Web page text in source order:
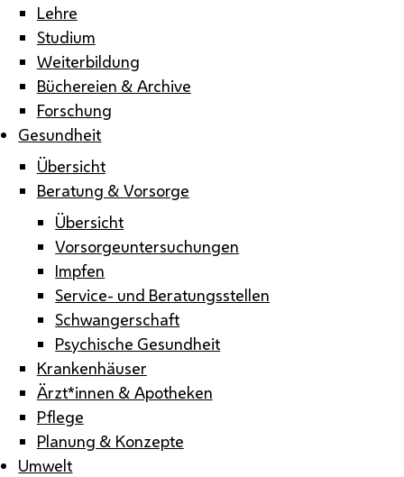
Lehre
Studium
Weiterbildung
Büchereien & Archive
Forschung
Gesundheit
Übersicht
Beratung & Vorsorge
Übersicht
Vorsorgeuntersuchungen
Impfen
Service- und Beratungsstellen
Schwangerschaft
Psychische Gesundheit
Krankenhäuser
Ärzt*innen & Apotheken
Pflege
Planung & Konzepte
Umwelt